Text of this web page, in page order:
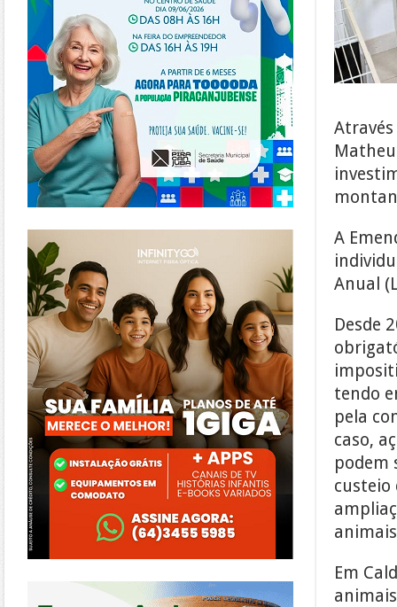
A
Anual
Desde
tendo
pela
caso,
podem
custeio
Em
https://www.infinitygo.com.br/
https://morrinhos.go.leg.br/